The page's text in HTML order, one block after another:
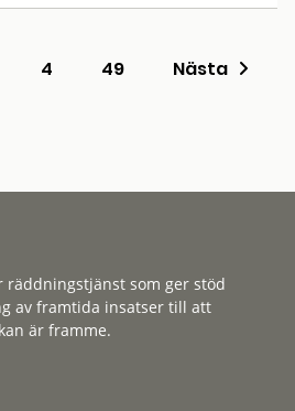
4 49 Nästa
räddningstjänst som ger stöd
av framtida insatser till att
är framme.